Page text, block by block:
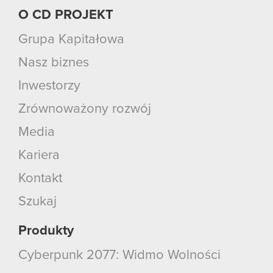
O CD PROJEKT
Grupa Kapitałowa
Nasz biznes
Inwestorzy
Zrównoważony rozwój
Media
Kariera
Kontakt
Szukaj
Produkty
Cyberpunk 2077: Widmo Wolności